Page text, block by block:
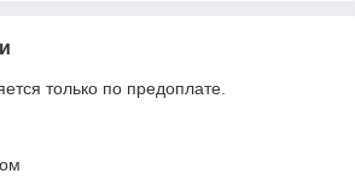
только по предоплате.